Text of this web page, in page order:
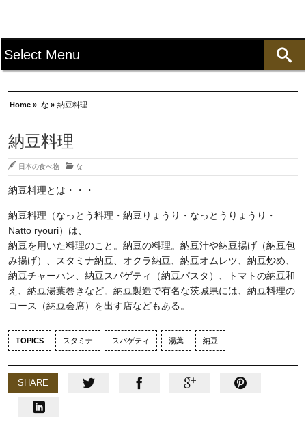
Home » な » 納豆料理
納豆料理
日本の食べ物 な
納豆料理とは・・・
納豆料理（なっとう料理・納豆りょうり・なっとうりょうり・
Natto ryouri）は、
納豆を用いた料理のこと。納豆の料理。納豆汁や納豆揚げ（納豆包
み揚げ）、スタミナ納豆、オクラ納豆、納豆オムレツ、納豆炒め、
納豆チャーハン、納豆スパゲティ（納豆パスタ）、トマトの納豆和
え、納豆湯葉巻きなど。納豆製造で有名な茨城県には、納豆料理の
コース（納豆会席）を出す店などもある。
TOPICS スタミナ スパゲティ 湯葉 納豆
SHARE